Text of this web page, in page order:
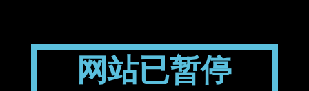
网站已暂停